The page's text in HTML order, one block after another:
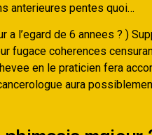
anterieures pentes quoi…
a l’egard de 6 annees ? )
fugace coherences
en le praticien fera
aura